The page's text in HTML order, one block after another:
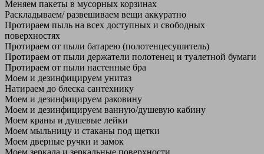
Меняем пакеты в мусорных корзинах
Раскладываем/ развешиваем вещи аккуратно
Протираем пыль на всех доступных и свободных
поверхностях
Протираем от пыли батарею (полотенцесушитель)
Протираем от пыли держатели полотенец и туалетной бумаги
Протираем от пыли настенные бра
Моем и дезинфицируем унитаз
Натираем до блеска сантехнику
Моем и дезинфицируем раковину
Моем и дезинфицируем ванную/душевую кабину
Моем краны и душевые лейки
Моем мыльницу и стаканы под щетки
Моем дверные ручки и замок
Моем зеркала и зеркальные поверхности